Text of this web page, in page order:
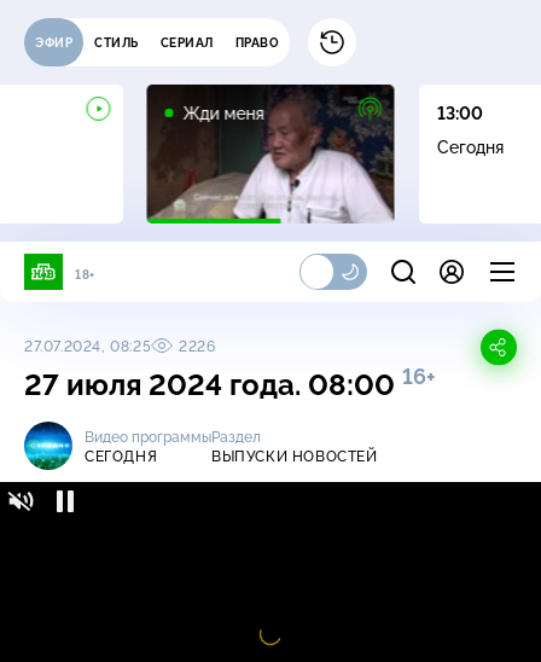
ЭФИР СТИЛЬ СЕРИАЛ ПРАВО
Жди меня
16+
13:00
Сегодня
18+
27.07.2024, 08:25 2226
27 июля 2024 года. 08:00 16+
Видео программы
СЕГОДНЯ
Раздел
ВЫПУСКИ НОВОСТЕЙ
Видео
проигрыватель